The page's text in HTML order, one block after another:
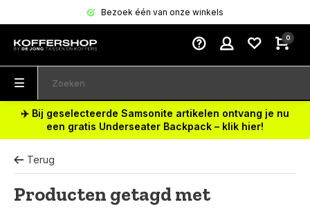
Bezoek één van onze winkels
0
✈️ Bij geselecteerde Samsonite artikelen ontvang je nu
een gratis Underseater Backpack – klik hier!
Terug
Producten getagd met